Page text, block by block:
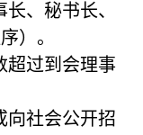
、秘书长、
）。
超过到会理事
向社会公开招